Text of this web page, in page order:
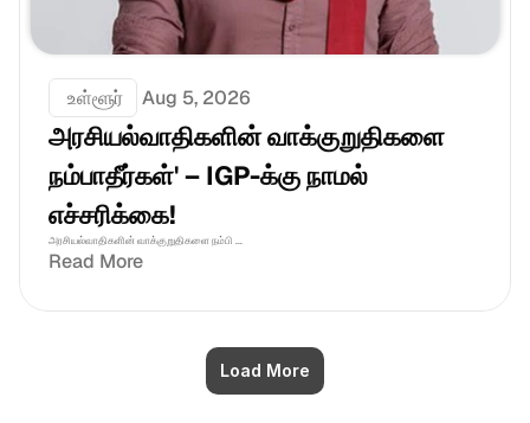
உள்ளூர் Aug 5, 2026
அரசியல்வாதிகளின் வாக்குறுதிகளை
நம்பாதீர்கள்' – IGP-க்கு நாமல்
எச்சரிக்கை!
அரசியல்வாதிகளின் வாக்குறுதிகளை நம்பி ...
Read More
Load More